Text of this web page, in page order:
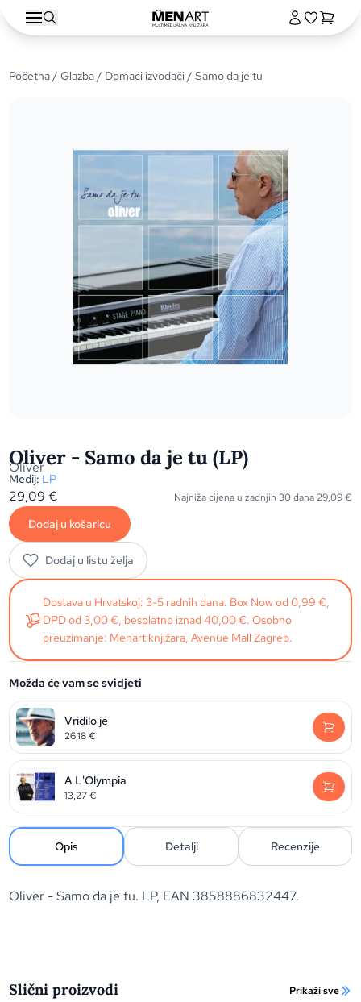
Početna/Glazba/ Domaći izvođači/ Samo da je tu
Oliver - Samo da je tu (LP)
Oliver
Medij: LP
29,09€ Najniža cijena u zadnjih 30 dana 29,09€
Dodaj u košaricu
Dodaj u listu želja
Dostava u Hrvatskoj: 3-5 radnih dana. Box Now od 0,99 €,
DPD od 3,00 €, besplatno iznad 40,00 €. Osobno
preuzimanje: Menart knjižara, Avenue Mall Zagreb.
Možda će vam se svidjeti
Vridilo je
26,18€
A L'Olympia
13,27€
Opis Detalji Recenzije
Oliver - Samo da je tu. LP, EAN 3858886832447.
Slični proizvodi Prikaži sve